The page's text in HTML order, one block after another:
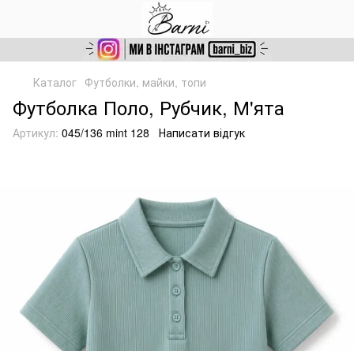
Каталог Футболки, майки, топи
Футболка Поло, Рубчик, М'ята
Артикул: 045/136 mint 128 Написати відгук